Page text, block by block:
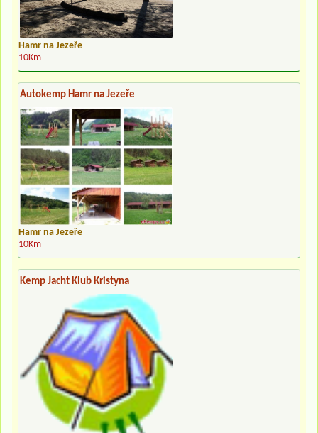
Hamr na Jezeře
10Km
Autokemp Hamr na Jezeře
Hamr na Jezeře
10Km
Kemp Jacht Klub Kristyna